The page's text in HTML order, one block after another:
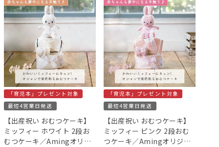
「育児本」プレゼント対象
最短4営業日発送
【出産祝い おむつケーキ】
ミッフィー ホワイト 2段お
むつケーキ／Amingオリジ
「育児本」プレゼント対象
最短4営業日発送
【出産祝い おむつケーキ】
ミッフィー ピンク 2段おむ
つケーキ／Amingオリジナ